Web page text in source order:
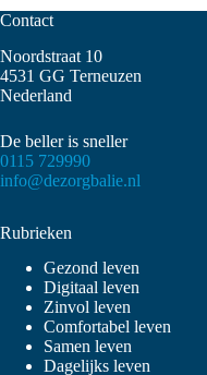
Contact
Noordstraat 10
4531 GG Terneuzen
Nederland
De beller is sneller
0115 729990
info@dezorgbalie.nl
Rubrieken
Gezond leven
Digitaal leven
Zinvol leven
Comfortabel leven
Samen leven
Dagelijks leven